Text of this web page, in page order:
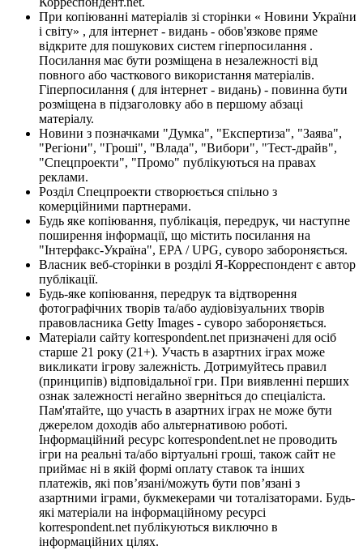
При копіюванні матеріалів зі сторінки « Новини України
і світу» , для інтернет - видань - обов'язкове пряме
відкрите для пошукових систем гіперпосилання .
Посилання має бути розміщена в незалежності від
повного або часткового використання матеріалів.
Гіперпосилання ( для інтернет - видань) - повинна бути
розміщена в підзаголовку або в першому абзаці
матеріалу.
Новини з позначками "Думка", "Експертиза", "Заява",
"Регіони", "Гроші", "Влада", "Вибори", "Тест-драйв",
"Спецпроекти", "Промо" публікуються на правах
реклами.
Розділ Спецпроекти створюється спільно з
комерційними партнерами.
Будь яке копіювання, публікація, передрук, чи наступне
поширення інформації, що містить посилання на
"Інтерфакс-Україна", EPA / UPG, суворо забороняється.
Власник веб-сторінки в розділі Я-Корреспондент є автор
публікації.
Будь-яке копіювання, передрук та відтворення
фотографічних творів та/або аудіовізуальних творів
правовласника Getty Images - суворо забороняється.
Матеріали сайту korrespondent.net призначені для осіб
старше 21 року (21+). Участь в азартних іграх може
викликати ігрову залежність. Дотримуйтесь правил
(принципів) відповідальної гри. При виявленні перших
ознак залежності негайно зверніться до спеціаліста.
Пам'ятайте, що участь в азартних іграх не може бути
джерелом доходів або альтернативою роботі.
Інформаційний ресурс korrespondent.net не проводить
ігри на реальні та/або віртуальні гроші, також сайт не
приймає ні в якій формі оплату ставок та інших
платежів, які пов’язані/можуть бути пов’язані з
азартними іграми, букмекерами чи тоталізаторами. Будь-
які матеріали на інформаційному ресурсі
korrespondent.net публікуються виключно в
інформаційних цілях.